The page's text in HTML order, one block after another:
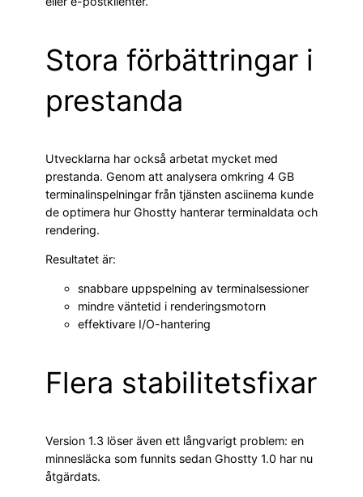
Stora förbättringar i
prestanda
Utvecklarna har också arbetat mycket med
prestanda. Genom att analysera omkring 4 GB
terminalinspelningar från tjänsten asciinema kunde
de optimera hur Ghostty hanterar terminaldata och
rendering.
Resultatet är:
snabbare uppspelning av terminalsessioner
mindre väntetid i renderingsmotorn
effektivare I/O-hantering
Flera stabilitetsfixar
Version 1.3 löser även ett långvarigt problem: en
minnesläcka som funnits sedan Ghostty 1.0 har nu
åtgärdats.